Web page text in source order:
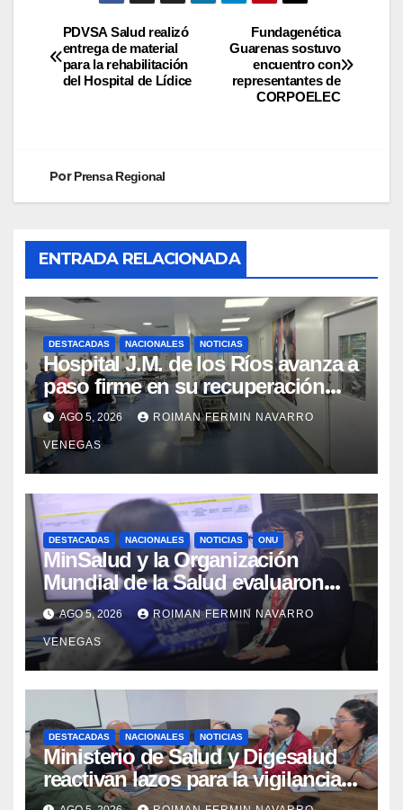
Fundagenética
Guarenas sostuvo
encuentro con
representantes de
CORPOELEC
PDVSA Salud realizó
entrega de material
para la rehabilitación
del Hospital de Lídice
PorPrensa Regional
ENTRADA RELACIONADA
DESTACADAS NACIONALES NOTICIAS
Hospital J.M. de los Ríos avanza a
paso firme en su recuperación
tras los recientes eventos
sísmicos
AGO 5, 2026 ROIMAN FERMIN NAVARRO
VENEGAS
DESTACADAS NACIONALES NOTICIAS ONU
MinSalud y la Organización
Mundial de la Salud evaluaron
propuesta técnica integral en
materia de agua saneamiento e
higiene ante contingencia sísmica
AGO 5, 2026 ROIMAN FERMIN NAVARRO
VENEGAS
DESTACADAS NACIONALES NOTICIAS
Ministerio de Salud y Digesalud
reactivan lazos para la vigilancia
epidemiológica y el control de